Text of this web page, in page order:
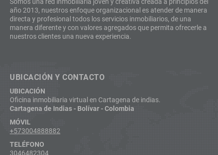
año 2013, nuestros enfoque organizacional es atender de manera
directa y profesional todos los servicios inmobiliarios, de una
manera diferente y con valores agregados que permita ofrecerle a
nuestros clientes una nueva experiencia.
UBICACIÓN Y CONTACTO
UBICACIÓN
Oficina inmobiliaria virtual en Cartagena de indias.
Cartagena de Indias - Bolívar - Colombia
MÓVIL
+573004888882
TELÉFONO
3046482304